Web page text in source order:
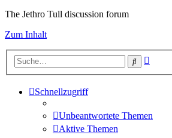
The Jethro Tull discussion forum
Zum Inhalt
Suche
Schnellzugriff
Unbeantwortete Themen
Aktive Themen